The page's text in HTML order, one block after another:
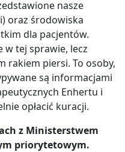
nasze
oraz środowiska
dla pacjentów.
w tej sprawie, lecz
rakiem piersi. To osoby,
są informacjami
Enhertu i
opłacić kuracji.
z Ministerstwem
priorytetowym.